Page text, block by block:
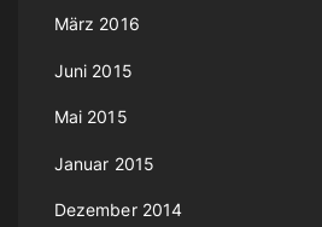
März 2016
Juni 2015
Mai 2015
Januar 2015
Dezember 2014